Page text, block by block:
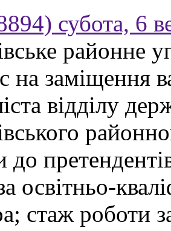
субота, 6
районне
на заміщення
відділу
освітньо-
стаж роботи